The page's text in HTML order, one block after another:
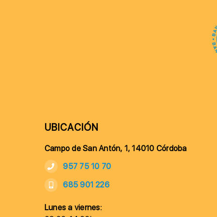
UBICACIÓN
Campo de San Antón, 1, 14010 Córdoba
957 75 10 70
685 901 226
Lunes a viernes: